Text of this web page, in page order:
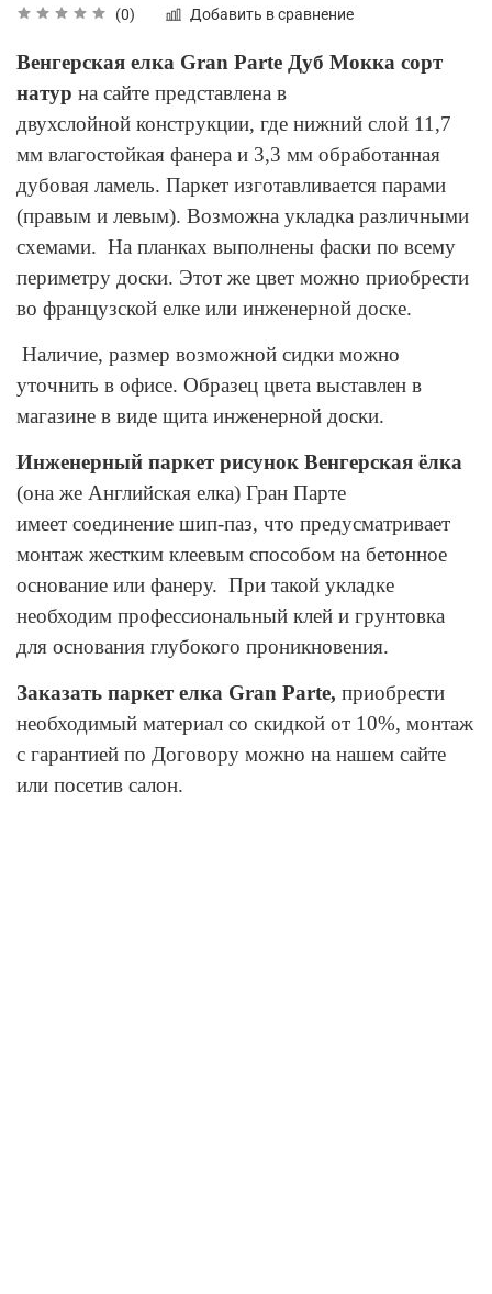
(0) Добавить в сравнение
Венгерская елка Gran Parte Дуб Мокка сорт
натур на сайте представлена в
двухслойной конструкции, где нижний слой 11,7
мм влагостойкая фанера и 3,3 мм обработанная
дубовая ламель. Паркет изготавливается парами
(правым и левым). Возможна укладка различными
схемами. На планках выполнены фаски по всему
периметру доски. Этот же цвет можно приобрести
во французской елке или инженерной доске.
Наличие, размер возможной сидки можно
уточнить в офисе. Образец цвета выставлен в
магазине в виде щита инженерной доски.
Инженерный паркет рисунок Венгерская ёлка
(она же Английская елка) Гран Парте
имеет соединение шип-паз, что предусматривает
монтаж жестким клеевым способом на бетонное
основание или фанеру. При такой укладке
необходим профессиональный клей и грунтовка
для основания глубокого проникновения.
Заказать паркет елка Gran Parte, приобрести
необходимый материал со скидкой от 10%, монтаж
с гарантией по Договору можно на нашем сайте
или посетив салон.